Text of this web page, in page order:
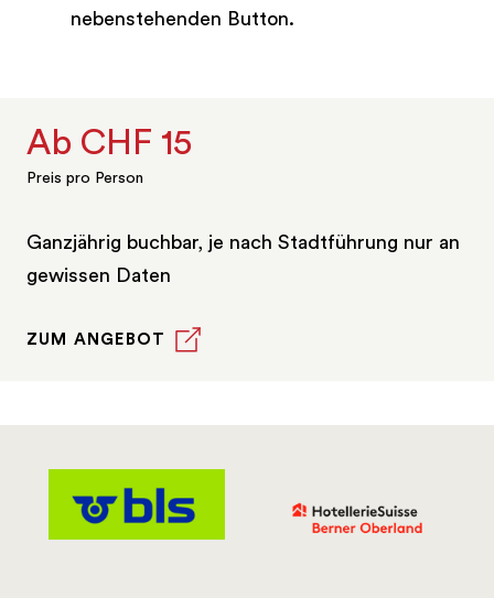
nebenstehenden Button.
Ab CHF 15
Preis pro Person
Ganzjährig buchbar, je nach Stadtführung nur an
gewissen Daten
ZUM ANGEBOT